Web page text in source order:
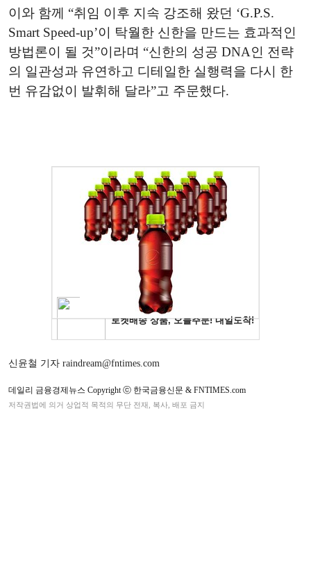
이와 함께 “취임 이후 지속 강조해 왔던 ‘G.P.S.
Smart Speed-up’이 탁월한 신한을 만드는 효과적인
방법론이 될 것”이라며 “신한의 성공 DNA인 전략
의 일관성과 유연하고 디테일한 실행력을 다시 한
번 유감없이 발휘해 달라”고 주문했다.
신윤철 기자 raindream@fntimes.com
데일리 금융경제뉴스 Copyright ⓒ 한국금융신문 & FNTIMES.com
저작권법에 의거 상업적 목적의 무단 전재, 복사, 배포 금지